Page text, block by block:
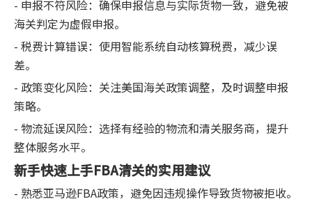
- 申报不符风险：确保申报信息与实际货物一致，避免被
海关判定为虚假申报。
- 税费计算错误：使用智能系统自动核算税费，减少误
差。
- 政策变化风险：关注美国海关政策调整，及时调整申报
策略。
- 物流延误风险：选择有经验的物流和清关服务商，提升
整体服务水平。
新手快速上手FBA清关的实用建议
- 熟悉亚马逊FBA政策，避免因违规操作导致货物被拒收。